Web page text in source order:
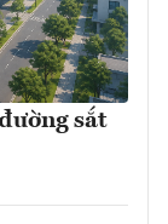
sắt